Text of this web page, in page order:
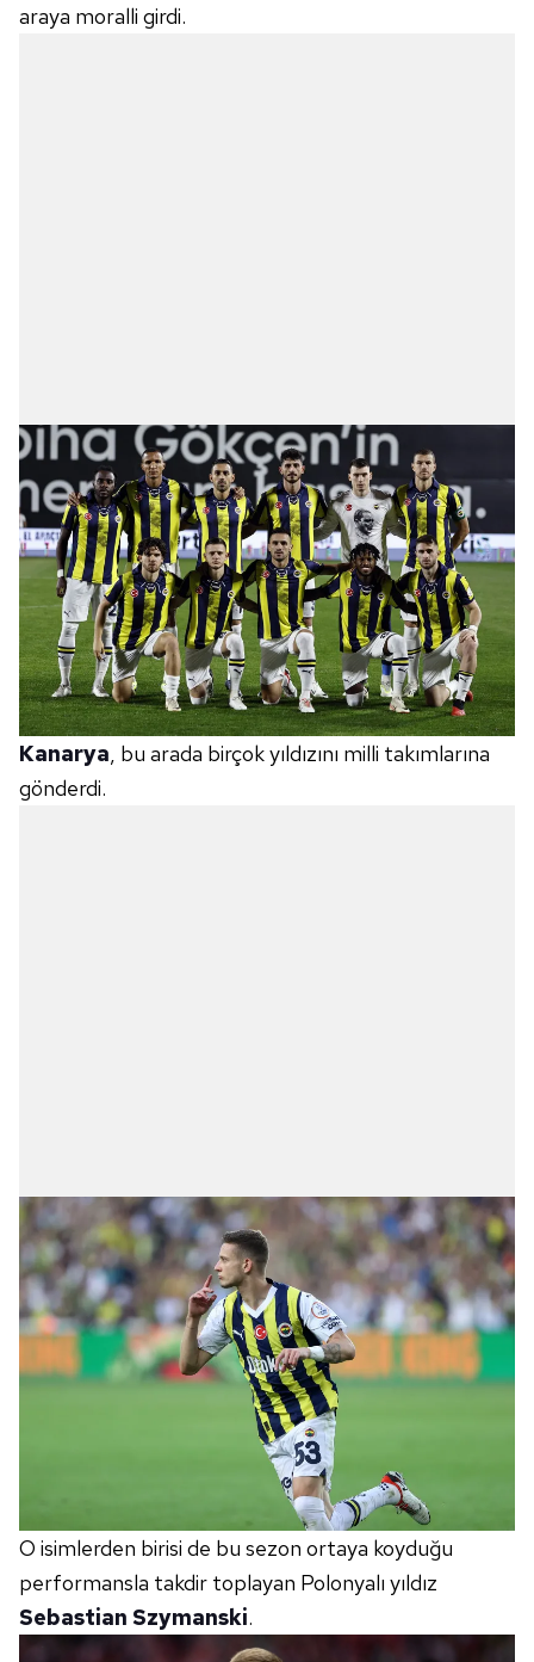
araya moralli girdi.
Kanarya , bu arada birçok yıldızını milli takımlarına
gönderdi.
O isimlerden birisi de bu sezon ortaya koyduğu
performansla takdir toplayan Polonyalı yıldız
Sebastian Szymanski.